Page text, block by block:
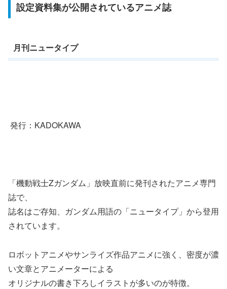
設定資料集が公開されているアニメ誌
月刊ニュータイプ
発行：KADOKAWA
「機動戦士Zガンダム」放映直前に発刊されたアニメ専門
誌で、
誌名はご存知、ガンダム用語の「ニュータイプ」から登用
されています。
ロボットアニメやサンライズ作品アニメに強く、密度が濃
い文章とアニメーターによる
オリジナルの書き下ろしイラストが多いのが特徴。